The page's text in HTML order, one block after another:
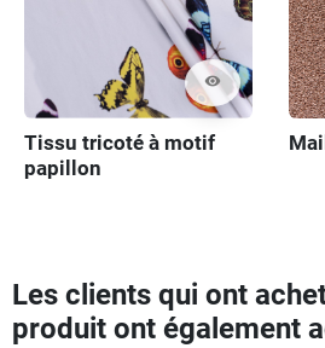
visibility
Tissu tricoté à motif
papillon
Les clients qui ont
produit ont également